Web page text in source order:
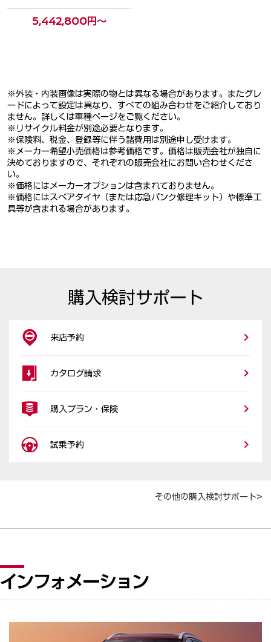
5,442,800円～
※外装・内装画像は実際の物とは異なる場合があります。またグレ
ードによって設定は異なり、すべての組み合わせをご紹介しており
ません。詳しくは車種ページをご覧ください。
※リサイクル料金が別途必要となります。
※保険料、税金、登録等に伴う諸費用は別途申し受けます。
※メーカー希望小売価格は参考価格です。価格は販売会社が独自に
決めておりますので、それぞれの販売会社にお問い合わせくださ
い。
※価格にはメーカーオプションは含まれておりません。
※価格にはスペアタイヤ（または応急パンク修理キット）や標準工
具等が含まれる場合があります。
購入検討サポート
来店予約
カタログ請求
購入プラン・保険
試乗予約
その他の購入検討サポート>
インフォメーション